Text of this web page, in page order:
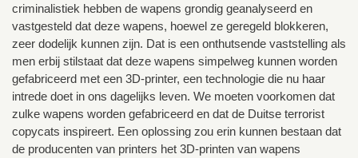
criminalistiek hebben de wapens grondig geanalyseerd en
vastgesteld dat deze wapens, hoewel ze geregeld blokkeren,
zeer dodelijk kunnen zijn. Dat is een onthutsende vaststelling als
men erbij stilstaat dat deze wapens simpelweg kunnen worden
gefabriceerd met een 3D-printer, een technologie die nu haar
intrede doet in ons dagelijks leven. We moeten voorkomen dat
zulke wapens worden gefabriceerd en dat de Duitse terrorist
copycats inspireert. Een oplossing zou erin kunnen bestaan dat
de producenten van printers het 3D-printen van wapens